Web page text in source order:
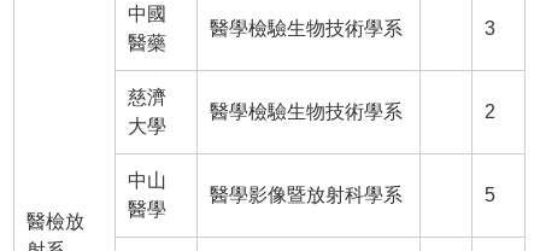
醫檢放
中國
醫藥
醫學檢驗生物技術學系 3
慈濟
大學
醫學檢驗生物技術學系 2
中山
醫學
醫學影像暨放射科學系 5